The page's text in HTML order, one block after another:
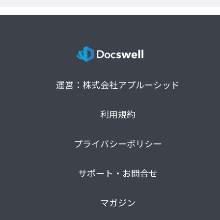
運営：株式会社アプルーシッド
利用規約
プライバシーポリシー
サポート・お問合せ
マガジン